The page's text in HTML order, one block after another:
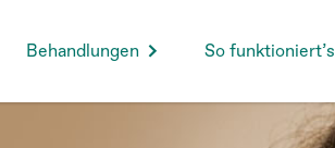
Behandlungen So funktioniert’s